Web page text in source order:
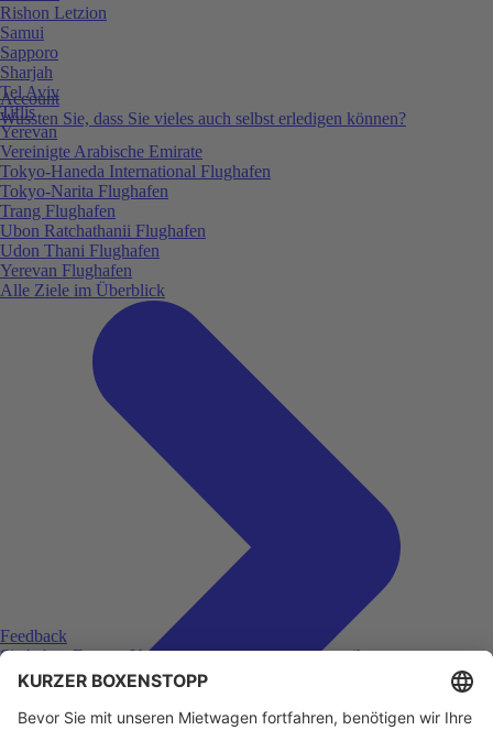
Account
Wussten Sie, dass Sie vieles auch selbst erledigen können?
Feedback
Sie haben Fragen, Unklarheiten oder Feedback zu ihrer
zurückliegenden Buchung?
Rishon Letzion
Samui
Sapporo
Sharjah
Tel Aviv
Tiflis
Yerevan
Vereinigte Arabische Emirate
Tokyo-Haneda International Flughafen
Tokyo-Narita Flughafen
Trang Flughafen
Ubon Ratchathanii Flughafen
Udon Thani Flughafen
Yerevan Flughafen
Alle Ziele im Überblick